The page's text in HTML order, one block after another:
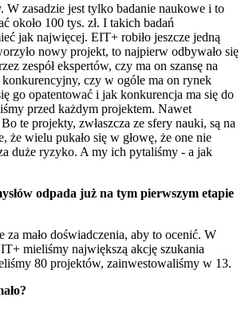
W zasadzie jest tylko badanie naukowe i to
około 100 tys. zł. I takich badań
jak najwięcej. EIT+ robiło jeszcze jedną
nowy projekt, to najpierw odbywało się
zespół ekspertów, czy ma on szansę na
czy w ogóle ma on rynek
go opatentować i jak konkurencja ma się do
przed każdym projektem. Nawet
te projekty, zwłaszcza ze sfery nauki, są na
że wielu pukało się w głowę, że one nie
duże ryzyko. A my ich pytaliśmy - a jak
odpada już na tym pierwszym etapie
za mało doświadczenia, aby to ocenić. W
mieliśmy największą akcję szukania
80 projektów, zainwestowaliśmy w 13.